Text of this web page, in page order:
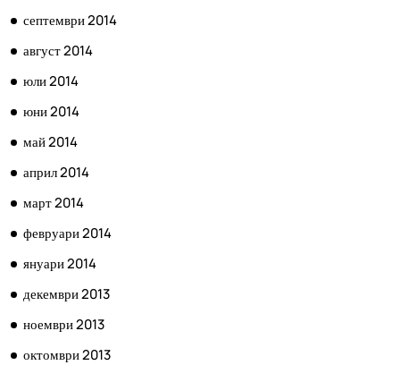
септември 2014
август 2014
юли 2014
юни 2014
май 2014
април 2014
март 2014
февруари 2014
януари 2014
декември 2013
ноември 2013
октомври 2013